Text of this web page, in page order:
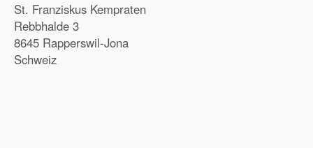
St. Franziskus Kempraten
Rebbhalde 3
8645 Rapperswil-Jona
Schweiz